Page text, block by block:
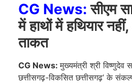
CG News:सीएम
मेंहाथों में हथियार नहीं,
ताकत
CG News:मुख्यमंत्री श्री विष्णुदेव
छत्तीसगढ़-विकसित छत्तीसगढ़’ के